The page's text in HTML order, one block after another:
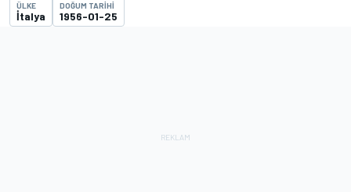
ÜLKE
İtalya
DOĞUM TARIHI
1956-01-25